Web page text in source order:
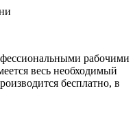
рабочими
весь необходимый
бесплатно, в